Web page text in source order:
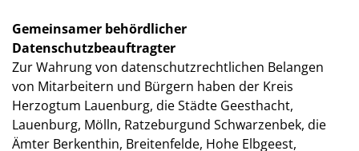
Gemeinsamer behördlicher
Datenschutzbeauftragter
Zur Wahrung von datenschutzrechtlichen Belangen
von Mitarbeitern und Bürgern haben der Kreis
Herzogtum Lauenburg, die Städte Geesthacht,
Lauenburg, Mölln, Ratzeburgund Schwarzenbek, die
Ämter Berkenthin, Breitenfelde, Hohe Elbgeest,